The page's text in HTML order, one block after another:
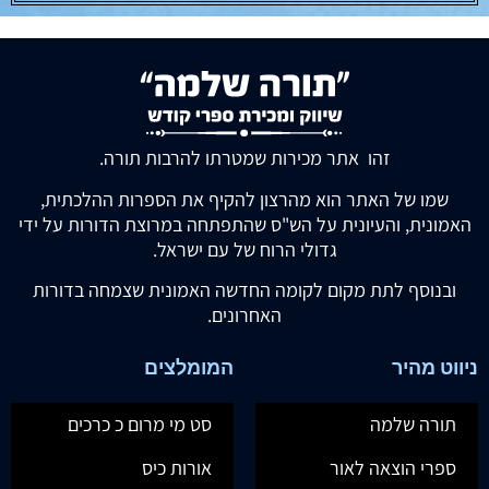
זהו אתר מכירות שמטרתו להרבות תורה.
שמו של האתר הוא מהרצון להקיף את הספרות ההלכתית,
האמונית, והעיונית על הש"ס שהתפתחה במרוצת הדורות על ידי
גדולי הרוח של עם ישראל.
ובנוסף לתת מקום לקומה החדשה האמונית שצמחה בדורות
האחרונים.
ניווט מהיר
תורה שלמה
ספרי הוצאה לאור
המומלצים
סט מי מרום כ כרכים
אורות כיס